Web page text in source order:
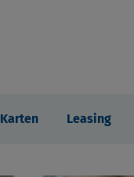
Karten Leasing